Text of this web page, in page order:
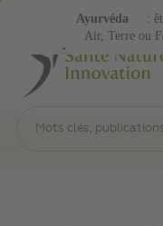
Air, Terre ou
Ayurvéda :